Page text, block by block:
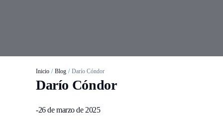
Inicio / Blog / Darío Cóndor
Darío Cóndor
-26 de marzo de 2025